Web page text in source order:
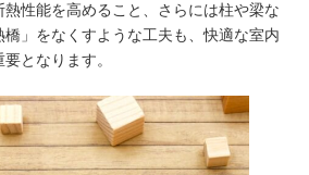
性能を高めること、さらには柱や梁な
」をなくすような工夫も、快適な室内
となります。